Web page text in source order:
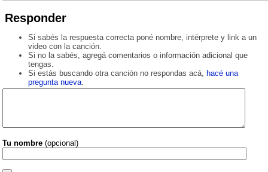
Responder
Si sabés la respuesta correcta poné nombre, intérprete y link a un
video con la canción.
Si no la sabés, agregá comentarios o información adicional que
tengas.
Si estás buscando otra canción no respondas acá, hacé una
pregunta nueva.
Tu nombre (opcional)